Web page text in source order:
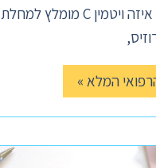
הקשרים על איזה ויטמין C מומלץ למחלת
המלא »